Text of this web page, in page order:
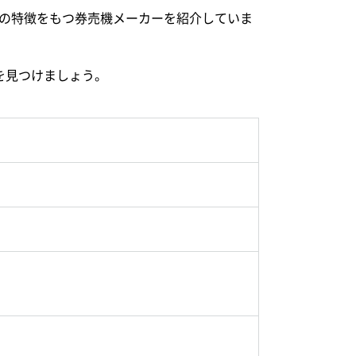
特徴をもつ券売機メーカーを紹介していま
つけましょう。